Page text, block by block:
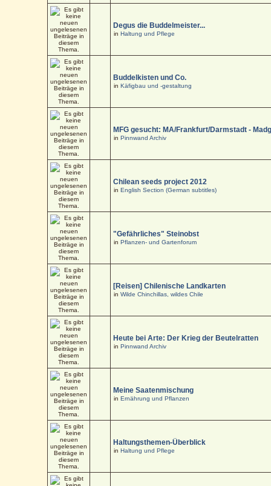
Degus die Buddelmeister...
inHaltung und Pflege
Buddelkisten und Co.
inKäfigbau und -gestaltung
MFG gesucht: MA/Frankfurt/Darmstadt -
inPinnwand Archiv
Chilean seeds project 2012
inEnglish Section (German subtitles)
"Gefährliches" Steinobst
inPflanzen- und Gartenforum
[Reisen] Chilenische Landkarten
inWilde Chinchillas, wildes Chile
Heute bei Arte: Der Krieg der Beutelratten
inPinnwand Archiv
Meine Saatenmischung
inErnährung und Pflanzen
Haltungsthemen-Überblick
inHaltung und Pflege